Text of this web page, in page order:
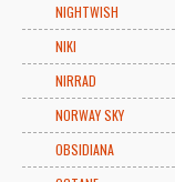
NIGHTWISH
NIKI
NIRRAD
NORWAY SKY
OBSIDIANA